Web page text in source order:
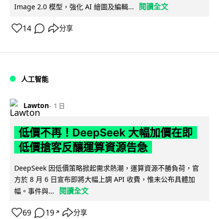
Image 2.0 模型，強化 AI 繪圖及編輯...
閱讀全文
14 分享
人工智能
Lawton 1 日
低價不再！DeepSeek 大幅加價在即
低價搶客反釀運算資源告急
DeepSeek 因低價策略掀起需求熱潮，運算資源不勝負荷，官
方於 8 月 6 日宣布即將大幅上調 API 收費，惟未公布具體加
幅。事件與...
閱讀全文
69 19 ↗ 分享